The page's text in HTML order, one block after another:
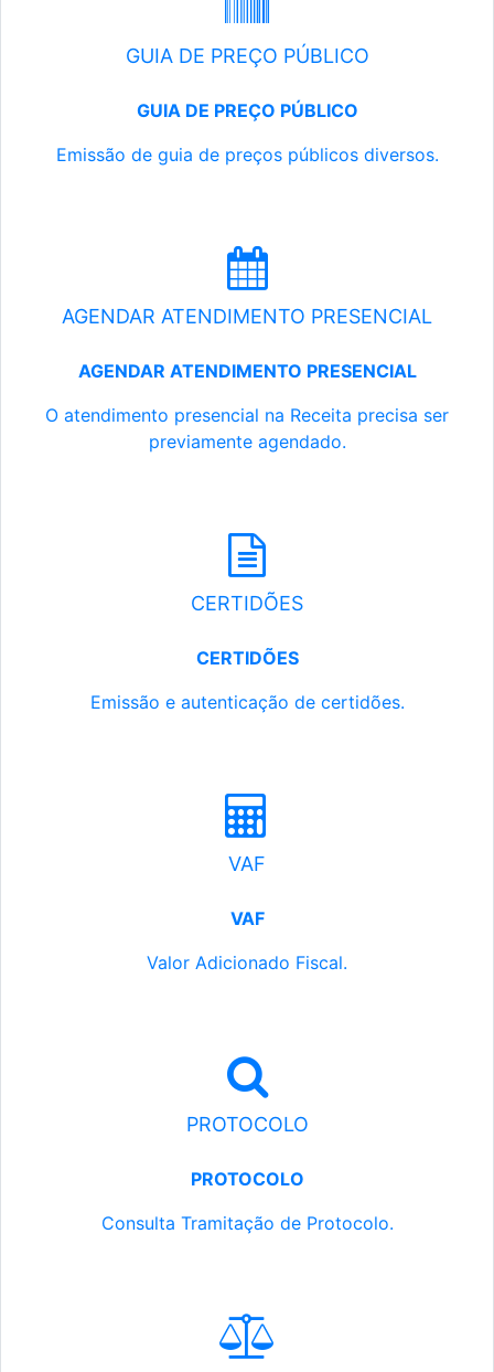
GUIA DE PREÇO PÚBLICO
GUIA DE PREÇO PÚBLICO
Emissão de guia de preços públicos diversos.
AGENDAR ATENDIMENTO PRESENCIAL
AGENDAR ATENDIMENTO PRESENCIAL
O atendimento presencial na Receita precisa ser
previamente agendado.
CERTIDÕES
CERTIDÕES
Emissão e autenticação de certidões.
VAF
VAF
Valor Adicionado Fiscal.
PROTOCOLO
PROTOCOLO
Consulta Tramitação de Protocolo.